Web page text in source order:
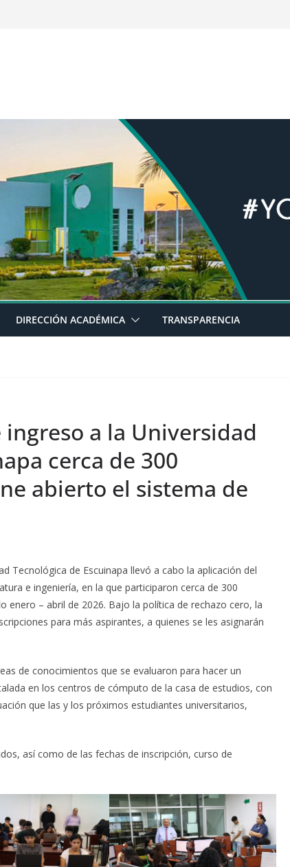
DIRECCIÓN ACADÉMICA TRANSPARENCIA
a la Universidad
cerca de 300
abierto el sistema de
Tecnológica de Escuinapa llevó a cabo la aplicación del
e ingeniería, en la que participaron cerca de 300
enero – abril de 2026. Bajo la política de rechazo cero, la
para más aspirantes, a quienes se les asignarán
de conocimientos que se evaluaron para hacer un
en los centros de cómputo de la casa de estudios, con
que las y los próximos estudiantes universitarios,
así como de las fechas de inscripción, curso de